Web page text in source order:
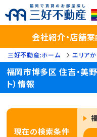
会社紹介・店舗案
三好不動産:ホーム エリア
福岡市博多区 住吉・美
ト）情報
現在の検索条件